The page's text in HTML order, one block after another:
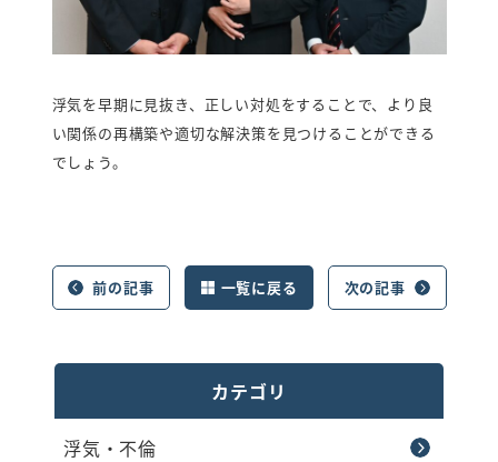
浮気を早期に見抜き、正しい対処をすることで、より良
い関係の再構築や適切な解決策を見つけることができる
でしょう。
前の記事 一覧に戻る 次の記事
カテゴリ
浮気・不倫